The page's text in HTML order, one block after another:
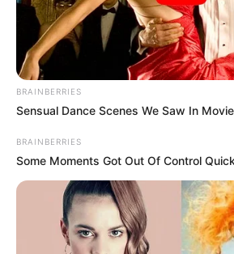
BRAINBERRIES
Sensual Dance Scenes We Saw In
BRAINBERRIES
Some Moments Got Out Of Control